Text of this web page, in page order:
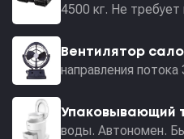
4500 кг. Не
Вентилятор
направления
Упаковывающий
воды. Автономен.